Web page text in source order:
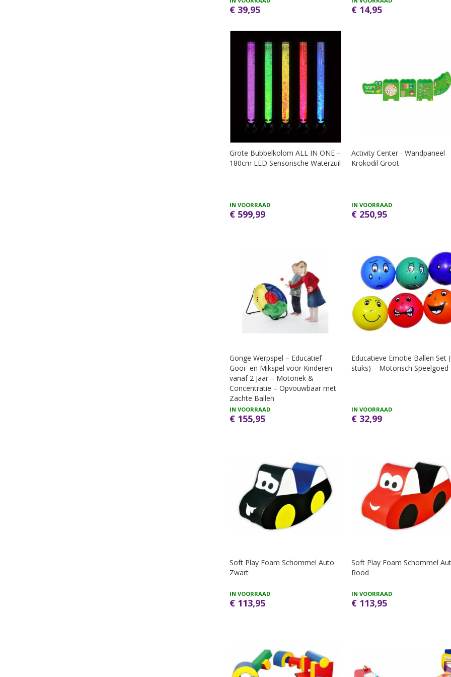
€ 39,95 € 14,95
Grote Bubbelkolom ALL IN ONE –
180cm LED Sensorische Waterzuil
IN VOORRAAD
€ 599,99
Activity Center - Wandpaneel
Krokodil Groot
IN VOORRAAD
€ 250,95
Gonge Werpspel – Educatief
Gooi- en Mikspel voor Kinderen
vanaf 2 Jaar – Motoriek &
Concentratie – Opvouwbaar met
Zachte Ballen
IN VOORRAAD
€ 155,95
Educatieve Emotie Ballen Set
stuks) – Motorisch Speelgoed
IN VOORRAAD
€ 32,99
Soft Play Foam Schommel Auto
Zwart
IN VOORRAAD
€ 113,95
Soft Play Foam Schommel
Rood
IN VOORRAAD
€ 113,95